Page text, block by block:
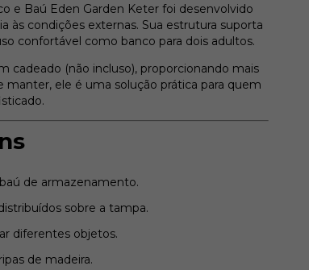
e Baú Eden Garden Keter foi desenvolvido
às condições externas. Sua estrutura suporta
confortável como banco para dois adultos.
(não incluso), proporcionando mais
manter, ele é uma solução prática para quem
de armazenamento.
sobre a tampa.
diferentes objetos.
de madeira.